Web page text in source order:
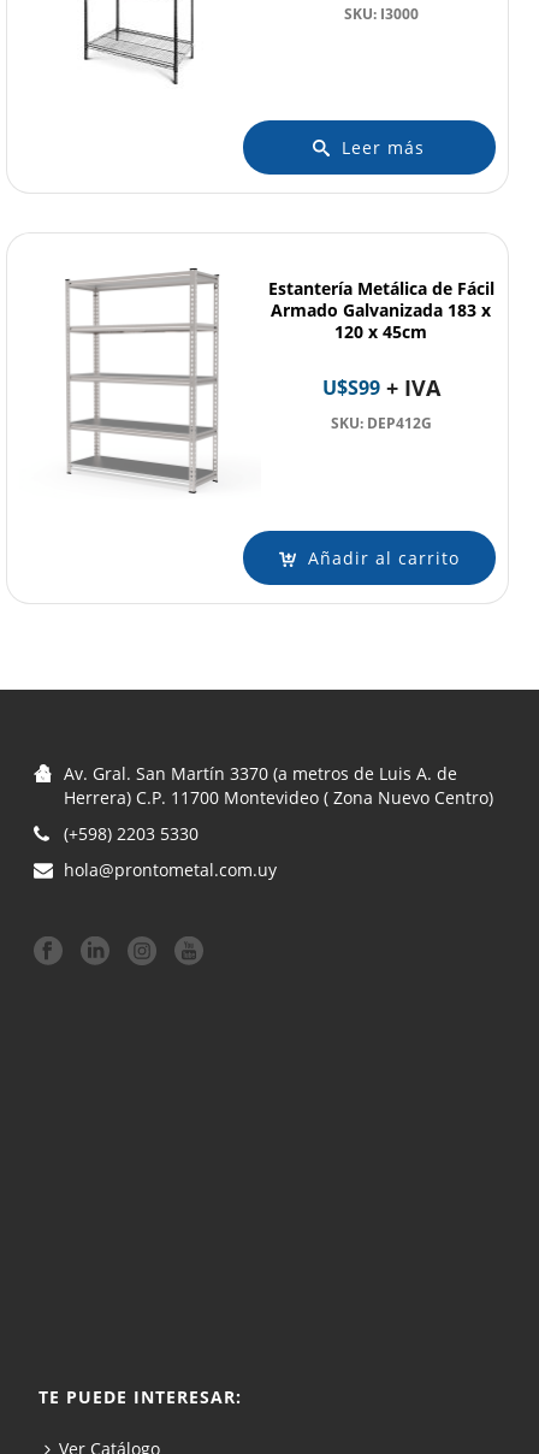
SKU: I3000
Leer más
Estantería Metálica de Fácil
Armado Galvanizada 183 x
120 x 45cm
U$S99+ IVA
SKU: DEP412G
Añadir al carrito
Av. Gral. San Martín 3370 (a metros de Luis A. de
Herrera) C.P. 11700 Montevideo ( Zona Nuevo Centro)
(+598) 2203 5330
hola@prontometal.com.uy
TE PUEDE INTERESAR:
Ver Catálogo